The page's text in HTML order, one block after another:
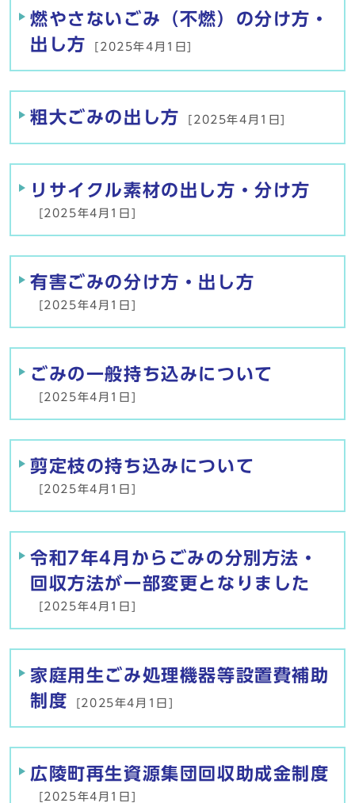
燃やさないごみ（不燃）の分け方・
出し方
[2025年4月1日]
粗大ごみの出し方 [2025年4月1日]
リサイクル素材の出し方・分け方
[2025年4月1日]
有害ごみの分け方・出し方
[2025年4月1日]
ごみの一般持ち込みについて
[2025年4月1日]
剪定枝の持ち込みについて
[2025年4月1日]
令和7年4月からごみの分別方法・
回収方法が一部変更となりました
[2025年4月1日]
家庭用生ごみ処理機器等設置費補助
制度
[2025年4月1日]
広陵町再生資源集団回収助成金制度
[2025年4月1日]